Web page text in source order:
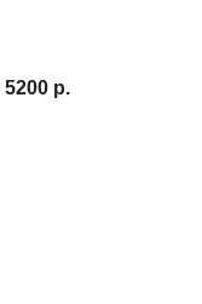
5200 р.